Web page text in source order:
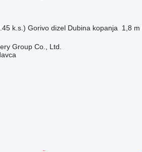
k.s.) Gorivo dizel Dubina kopanja 1,8 m
Group Co., Ltd.